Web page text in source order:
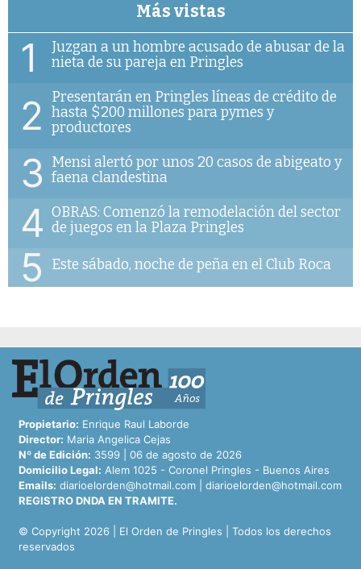
Más vistas
1
Juzgan a un hombre acusado de abusar de la
nieta de su pareja en Pringles
2
Presentarán en Pringles líneas de crédito de
hasta $200 millones para pymes y
productores
3
Mensi alertó por unos 20 casos de abigeato y
faena clandestina
4 OBRAS: Comenzó la remodelación del sector
de juegos en la Plaza Pringles
5 Este sábado, noche de peña en el Club Roca
Propietario: Enrique Raul Laborde
Director: Maria Angelica Cejas
Nº de Edición: 3599 | 06 de agosto de 2026
Domicilio Legal: Alem 1025 - Coronel Pringles - Buenos Aires
Emails: diarioelorden@hotmail.com
diarioelorden@hotmail.com
REGISTRO DNDA EN TRAMITE.
© Copyright 2026 | El Orden de Pringles | Todos los derechos
reservados